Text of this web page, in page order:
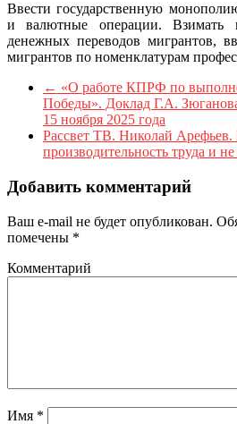
Ввести государственную
и валютные операции. Взимать
денежных переводов мигрантов,
мигрантов по номенклатурам
← «О работе КПРФ по
Победы». Доклад Г.А.
15 ноября 2025 года
Рассвет ТВ. Николай
производительность труда и не
Добавить комментарий
Ваш e-mail не будет опубликован.
помечены *
Комментарий
Имя *